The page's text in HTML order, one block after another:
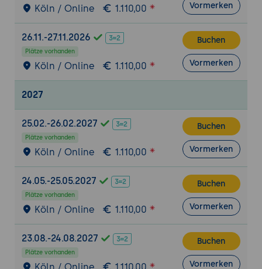
Köln / Online 1.110,00 Vormerken
26.11.-27.11.2026
Plätze vorhanden
Köln / Online 1.110,00
Buchen
Vormerken
2027
25.02.-26.02.2027
Plätze vorhanden
Köln / Online 1.110,00
Buchen
Vormerken
24.05.-25.05.2027
Plätze vorhanden
Köln / Online 1.110,00
Buchen
Vormerken
23.08.-24.08.2027
Plätze vorhanden
Buchen
Vormerken